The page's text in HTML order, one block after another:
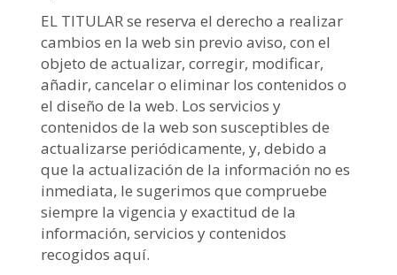
EL TITULAR se reserva el derecho a realizar
cambios en la web sin previo aviso, con el
objeto de actualizar, corregir, modificar,
añadir, cancelar o eliminar los contenidos o
el diseño de la web. Los servicios y
contenidos de la web son susceptibles de
actualizarse periódicamente, y, debido a
que la actualización de la información no es
inmediata, le sugerimos que compruebe
siempre la vigencia y exactitud de la
información, servicios y contenidos
recogidos aquí.